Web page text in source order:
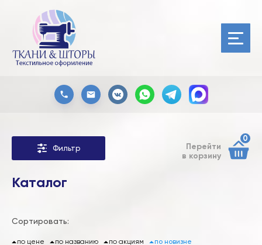
Фильтр
Каталог
Перейти
в корзину
0
Сортировать:
по цене по названию по акциям по новизне